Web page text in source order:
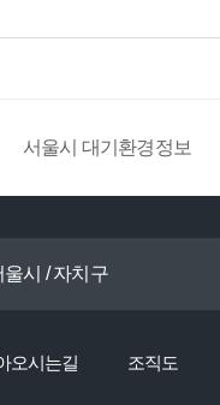
서울시 대기환경정보
울시 / 자치구
오시는길 조직도